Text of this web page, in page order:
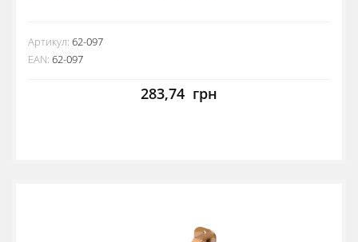
Артикул: 62-097
EAN: 62-097
283,74 грн